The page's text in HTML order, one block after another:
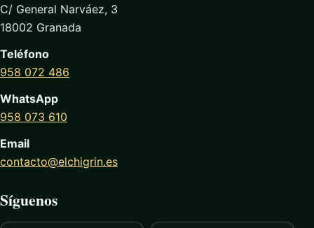
C/ General Narváez, 3
18002 Granada
Teléfono
958 072 486
WhatsApp
958 073 610
Email
contacto@elchigrin.es
Síguenos